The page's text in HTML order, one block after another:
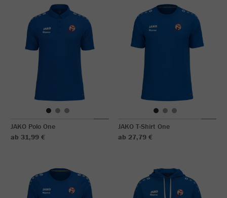
JAKO Polo One
ab 31,99 €
JAKO T-Shirt One
ab 27,79 €